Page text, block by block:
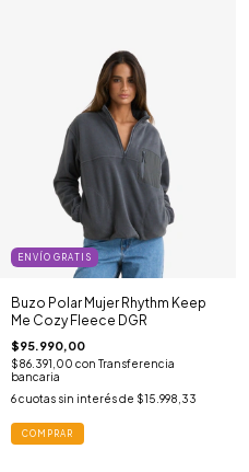
ENVÍO GRATIS
Buzo Polar Mujer Rhythm Keep
Me Cozy Fleece DGR
$95.990,00
$86.391,00 con Transferencia
bancaria
6cuotas sin interés de $15.998,33
COMPRAR